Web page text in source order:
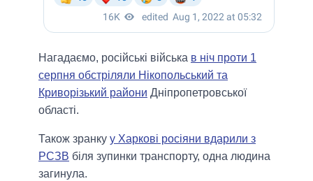
Нагадаємо, російські війська в ніч проти 1
серпня обстріляли Нікопольський та
Криворізький райони Дніпропетровської
області.
Також зранку у Харкові росіяни вдарили з
РСЗВ біля зупинки транспорту, одна людина
загинула.